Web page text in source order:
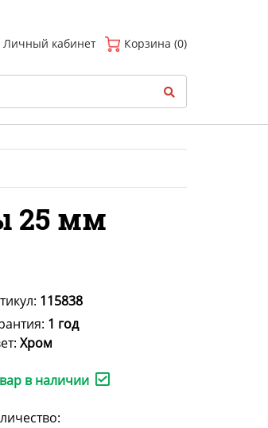
Личный кабинет Корзина (0)
25 мм
115838
1 год
Хром
в наличии